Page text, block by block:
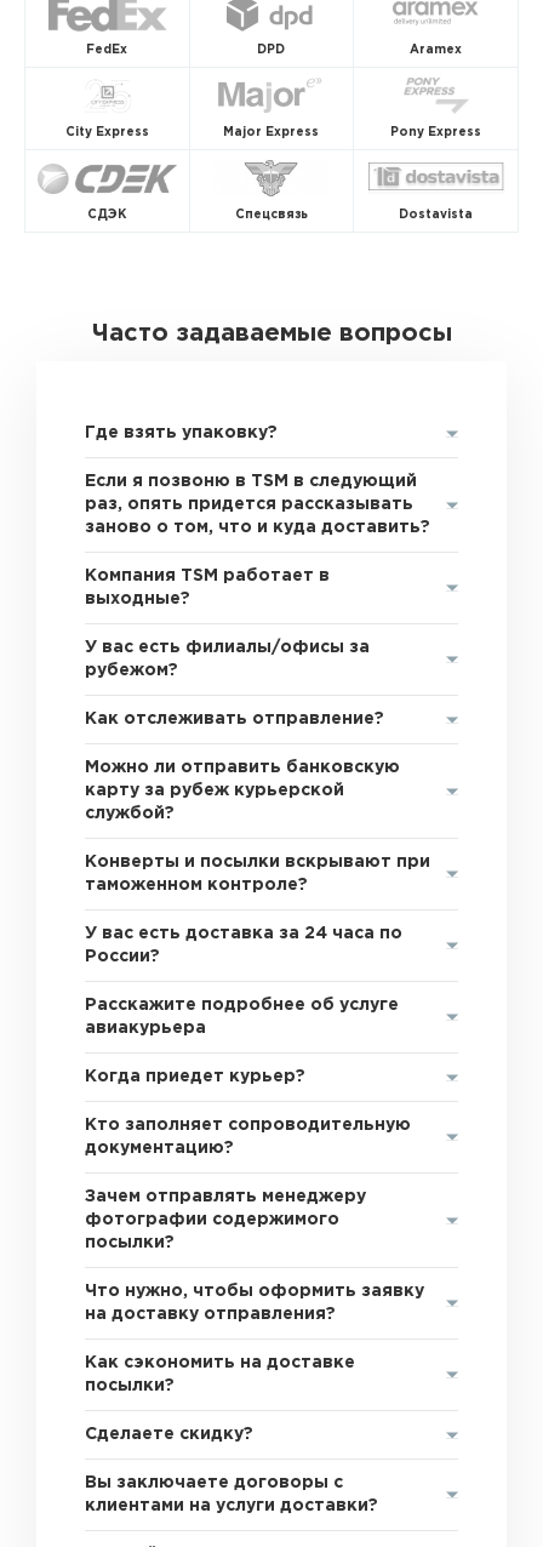
FedEx DPD Aramex
City Express Major Express Pony Express
СДЭК Спецсвязь Dostavista
Часто задаваемые вопросы
Где взять упаковку?
Если я позвоню в TSM в следующий
раз, опять придется рассказывать
заново о том, что и куда доставить?
Компания TSM работает в
выходные?
У вас есть филиалы/офисы за
рубежом?
Как отслеживать отправление?
Можно ли отправить банковскую
карту за рубеж курьерской
службой?
Конверты и посылки вскрывают при
таможенном контроле?
У вас есть доставка за 24 часа по
России?
Расскажите подробнее об услуге
авиакурьера
Когда приедет курьер?
Кто заполняет сопроводительную
документацию?
Зачем отправлять менеджеру
фотографии содержимого
посылки?
Что нужно, чтобы оформить заявку
на доставку отправления?
Как сэкономить на доставке
посылки?
Сделаете скидку?
Вы заключаете договоры с
клиентами на услуги доставки?